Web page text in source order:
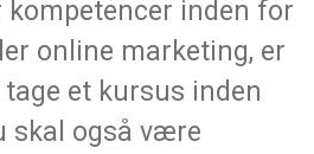
inden for
online marketing, er
et kursus inden
skal også være